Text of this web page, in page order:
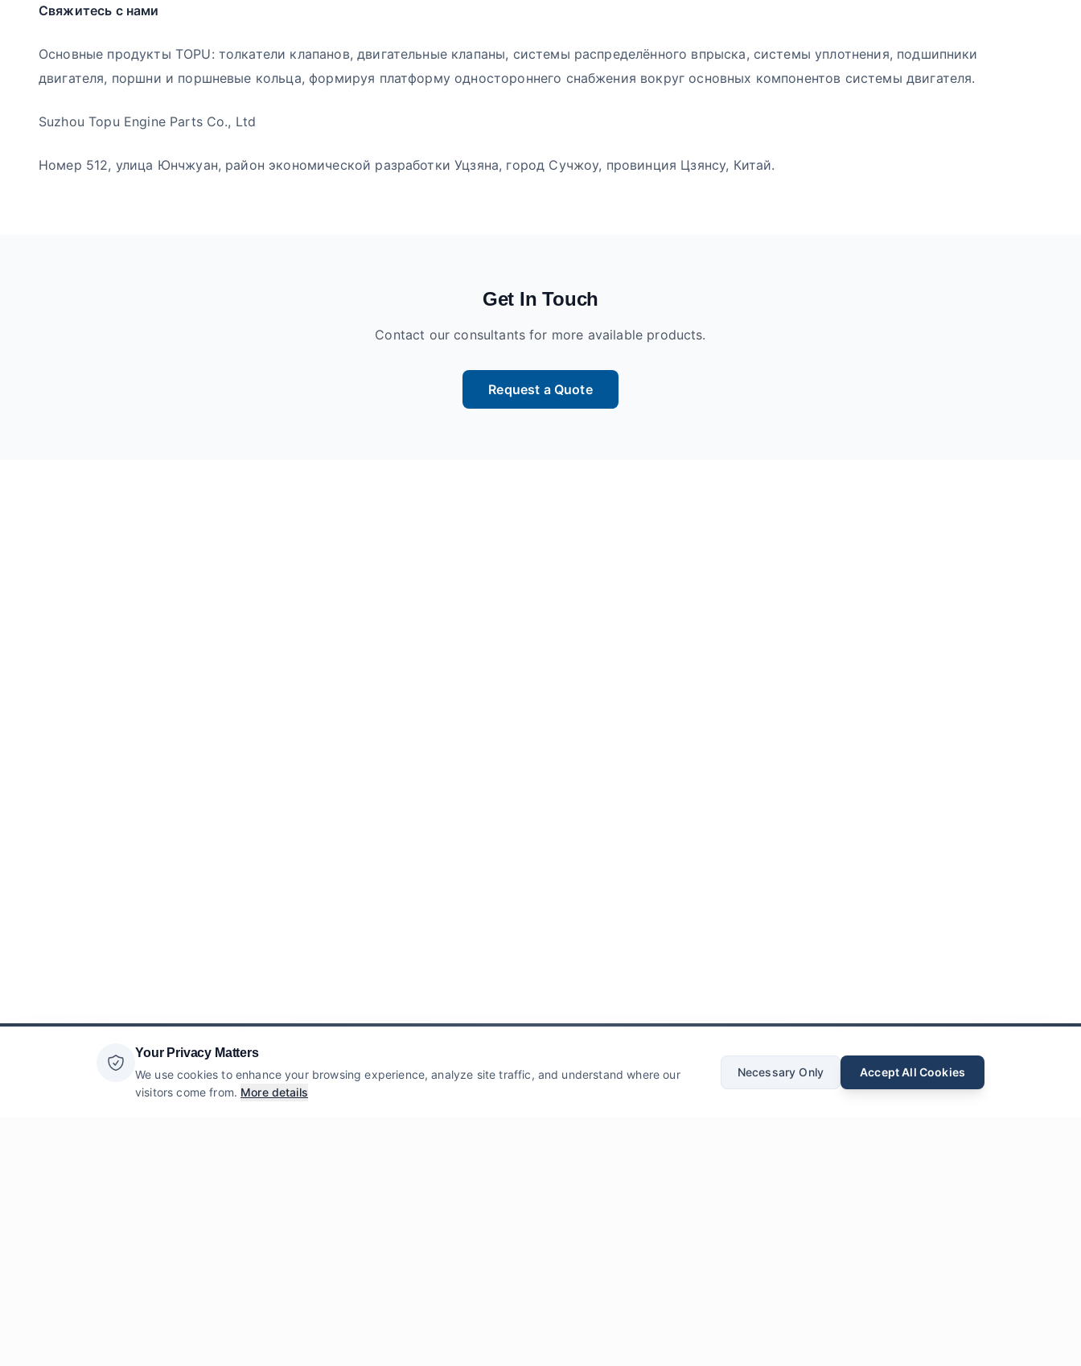
Свяжитесь с нами
Основные продукты TOPU: толкатели клапанов, двигательные клапаны, системы распределённого впрыска, системы уплотнения, подшипники
двигателя, поршни и поршневые кольца, формируя платформу одностороннего снабжения вокруг основных компонентов системы двигателя.
Suzhou Topu Engine Parts Co., Ltd
Номер 512, улица Юнчжуан, район экономической разработки Уцзяна, город Сучжоу, провинция Цзянсу, Китай.
Get In Touch
Contact our consultants for more available products.
Request a Quote
Your Privacy Matters
We use cookies to enhance your browsing experience, analyze site traffic, and understand where our
visitors come from. More details
Necessary Only Accept All Cookies